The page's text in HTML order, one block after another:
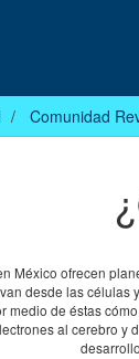
Comunidad
México ofrecen
desde las células
medio de éstas
al cerebro y